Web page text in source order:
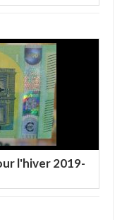
l'hiver 2019-